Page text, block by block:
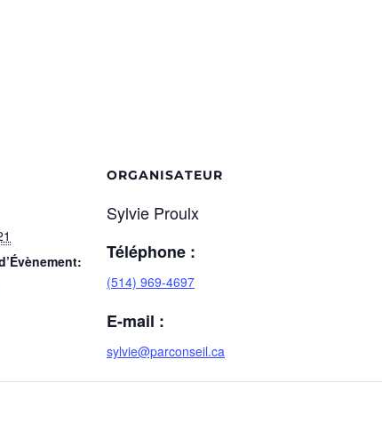
ORGANISATEUR
Sylvie Proulx
Téléphone :
(514) 969-4697
E-mail :
sylvie@parconseil.ca